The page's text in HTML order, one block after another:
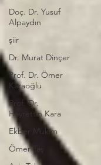
Doç. Dr. Yusuf
Alpaydın
şiir
Dr. Murat Dinçer
Prof. Dr. Ömer
Karaoğlu
Prof. Dr.
Hayrettin Kara
Ekber Mukim
Ömer Taş